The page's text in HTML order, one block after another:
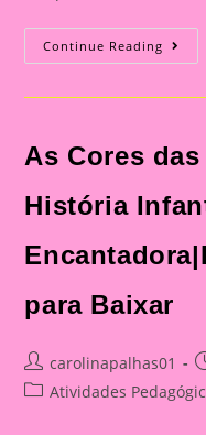
Continue Reading
Em
Das
Roda
Para
A
Festa
O
De
Para
A
As Cores
História
para Baixar
Post
author:
carolinapalhas01
PostAtividades